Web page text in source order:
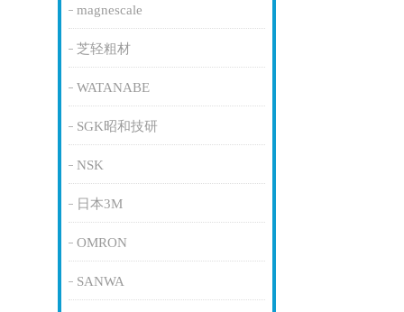
magnescale
芝轻粗材
WATANABE
SGK昭和技研
NSK
日本3M
OMRON
SANWA